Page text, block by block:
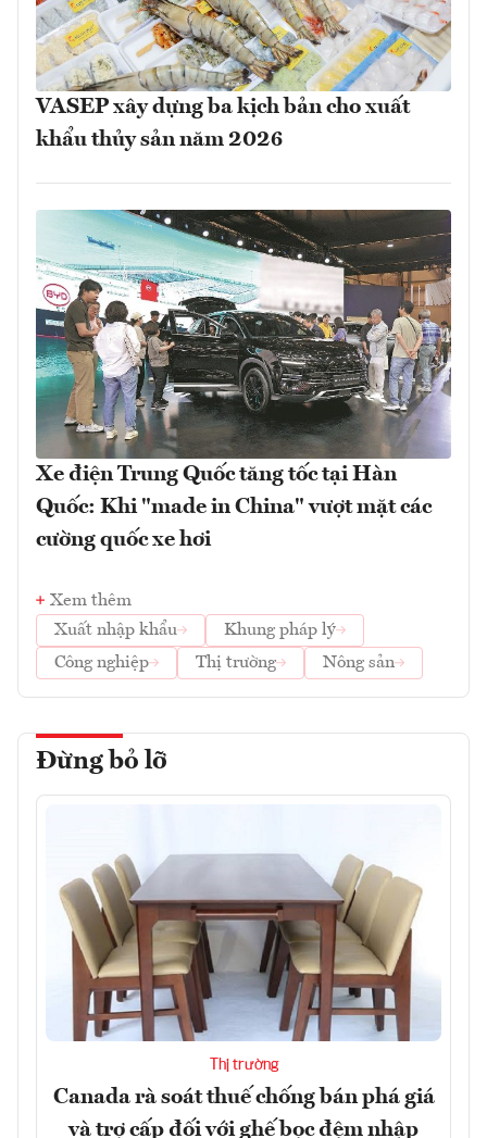
VASEP xây dựng ba kịch bản cho xuất
khẩu thủy sản năm 2026
Xe điện Trung Quốc tăng tốc tại Hàn
Quốc: Khi "made in China" vượt mặt các
cường quốc xe hơi
Xem thêm
Xuất nhập khẩu
Khung pháp lý
Công nghiệp
Thị trường Nông sản
Đừng bỏ lỡ
Thị trường
Canada rà soát thuế chống bán phá giá
và trợ cấp đối với ghế bọc đệm nhập